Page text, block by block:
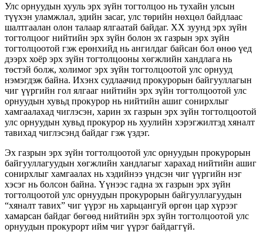
Улс орнуудын хууль эрх зүйн тогтолцоо нь тухайн улсын
түүхэн уламжлал, эдийн засаг, улс төрийн нөхцөл байдлаас
шалтгаалан олон талаар ялгаатай байдаг. XX зуунд эрх зүйн
тогтолцоог нийтийн эрх зүйн болон эх газрын эрх зүйн
тогтолцоотой гэж ерөнхийд нь ангилдаг байсан бол өнөө үед
дээрх хоёр эрх зүйн тогтолцооны хөгжлийн хандлага нь
төстэй болж, холимог эрх зүйн тогтолцоотой улс орнууд
нэмэгдэж байна. Ихэнх судлаачид прокурорын байгууллагын
чиг үүргийн гол ялгааг нийтийн эрх зүйн тогтолцоотой улс
орнуудын хувьд прокурор нь нийтийн ашиг сонирхлыг
хамгаалахад чиглэсэн, харин эх газрын эрх зүйн тогтолцоотой
улс орнуудын хувьд прокурор нь хуулийн хэрэгжилтэд хяналт
тавихад чиглэсэнд байдаг гэж үздэг.
Эх газрын эрх зүйн тогтолцоотой улс орнуудын прокурорын
байгууллагуудын хөгжлийн хандлагыг харахад нийтийн ашиг
сонирхлыг хамгаалах нь хэдийнээ үндсэн чиг үүргийн нэг
хэсэг нь болсон байна. Үүнээс гадна эх газрын эрх зүйн
тогтолцоотой улс орнуудын прокурорын байгууллагуудын
“хяналт тавих” чиг үүрэг нь харьцангуй өргөн цар хүрээг
хамарсан байдаг бөгөөд нийтийн эрх зүйн тогтолцоотой улс
орнуудын прокурорт ийм чиг үүрэг байдаггүй.